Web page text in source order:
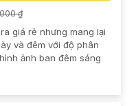
₫
giá rẻ nhưng mang lại
và đêm với độ phân
ảnh ban đêm sáng